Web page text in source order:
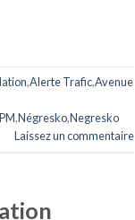
,Alerte Trafic,Avenue
,Négresko,Negresko
Laissez un commentaire